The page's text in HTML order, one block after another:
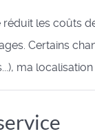
les coûts
Certains
ma